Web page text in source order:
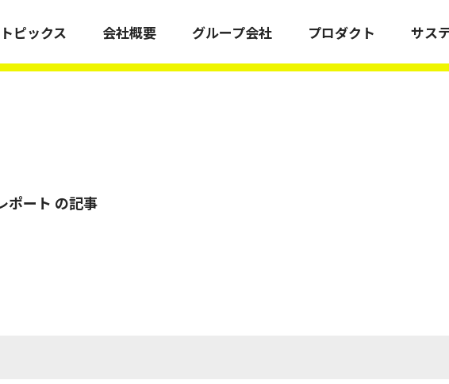
トピックス 会社概要 グループ会社 プロダクト サス
ポート の記事